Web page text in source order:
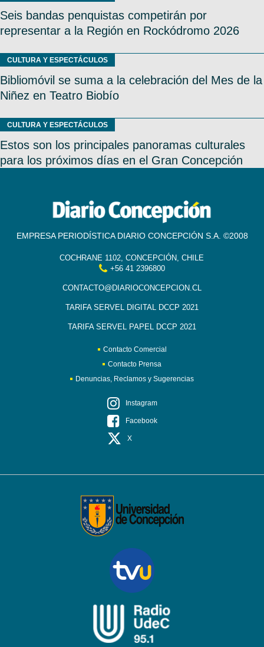
Seis bandas penquistas competirán por
representar a la Región en Rockódromo 2026
CULTURA Y ESPECTÁCULOS
Bibliomóvil se suma a la celebración del Mes de la
Niñez en Teatro Biobío
CULTURA Y ESPECTÁCULOS
Estos son los principales panoramas culturales
para los próximos días en el Gran Concepción
EMPRESA PERIODÍSTICA DIARIO CONCEPCIÓN S.A. ©2008
COCHRANE 1102, CONCEPCIÓN, CHILE
+56 41 2396800
CONTACTO@DIARIOCONCEPCION.CL
TARIFA SERVEL DIGITAL DCCP 2021
TARIFA SERVEL PAPEL DCCP 2021
Contacto Comercial
Contacto Prensa
Denuncias, Reclamos y Sugerencias
Instagram
Facebook
X